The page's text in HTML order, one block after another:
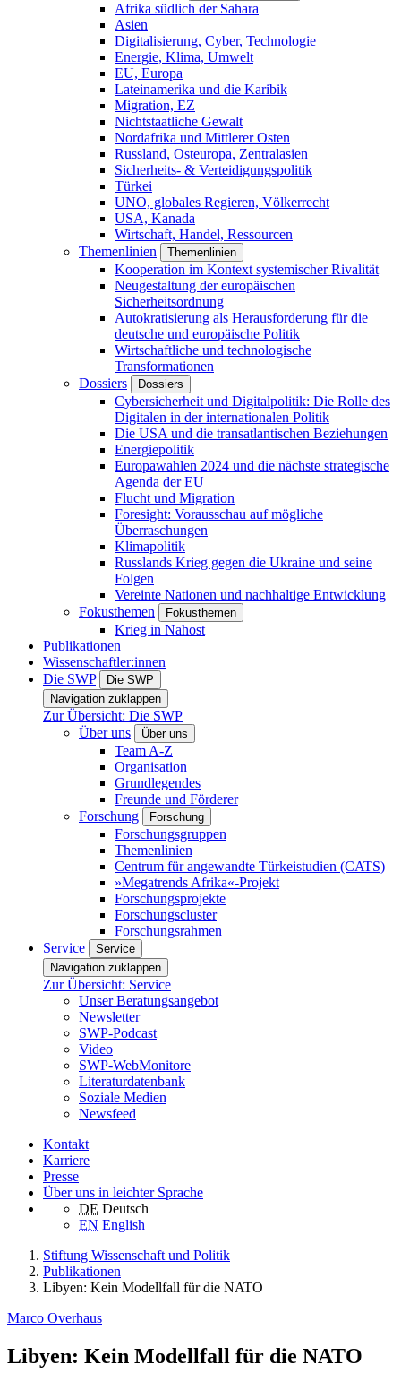
Afrika südlich der Sahara
Asien
Digitalisierung, Cyber, Technologie
Energie, Klima, Umwelt
EU, Europa
Lateinamerika und die Karibik
Migration, EZ
Nichtstaatliche Gewalt
Nordafrika und Mittlerer Osten
Russland, Osteuropa, Zentralasien
Sicherheits- & Verteidigungspolitik
Türkei
UNO, globales Regieren, Völkerrecht
USA, Kanada
Wirtschaft, Handel, Ressourcen
Themenlinien
Themenlinien
Kooperation im Kontext systemischer Rivalität
Neugestaltung der europäischen
Sicherheitsordnung
Autokratisierung als Herausforderung für die
deutsche und europäische Politik
Wirtschaftliche und technologische
Transformationen
Dossiers
Dossiers
Cybersicherheit und Digitalpolitik: Die Rolle des
Digitalen in der internationalen Politik
Die USA und die transatlantischen Beziehungen
Energiepolitik
Europawahlen 2024 und die nächste strategische
Agenda der EU
Flucht und Migration
Foresight: Vorausschau auf mögliche
Überraschungen
Klimapolitik
Russlands Krieg gegen die Ukraine und seine
Folgen
Vereinte Nationen und nachhaltige Entwicklung
Fokusthemen
Fokusthemen
Krieg in Nahost
Publikationen
Wissenschaftler:innen
Die SWP
Die SWP
Navigation zuklappen
Zur Übersicht: Die SWP
Über uns
Über uns
Team A-Z
Organisation
Grundlegendes
Freunde und Förderer
Forschung
Forschung
Forschungsgruppen
Themenlinien
Centrum für angewandte Türkeistudien (CATS)
»Megatrends Afrika«-Projekt
Forschungsprojekte
Forschungscluster
Forschungsrahmen
Service
Service
Navigation zuklappen
Zur Übersicht: Service
Unser Beratungsangebot
Newsletter
SWP-Podcast
Video
SWP-WebMonitore
Literaturdatenbank
Soziale Medien
Newsfeed
Kontakt
Karriere
Presse
Über uns in leichter Sprache
DE Deutsch
EN English
Stiftung Wissenschaft und Politik
Publikationen
Libyen: Kein Modellfall für die NATO
Marco Overhaus
Libyen: Kein Modellfall für die NATO